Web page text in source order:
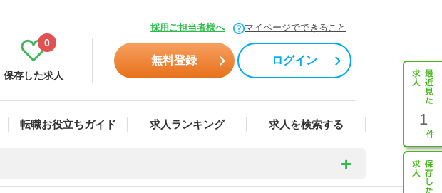
採用ご担当者様へ マイページでできること
保存した求人
0
無料登録 ログイン
転職お役立ちガイド 求人ランキング 求人を検索する 1